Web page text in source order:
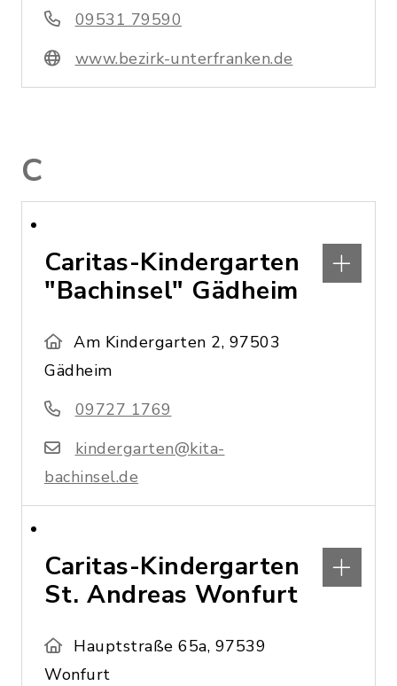
09531 79590
www.bezirk-unterfranken.de
C
Caritas-Kindergarten
"Bachinsel" Gädheim
Am Kindergarten 2, 97503
Gädheim
09727 1769
kindergarten@kita-
bachinsel.de
Caritas-Kindergarten
St. Andreas Wonfurt
Hauptstraße 65a, 97539
Wonfurt